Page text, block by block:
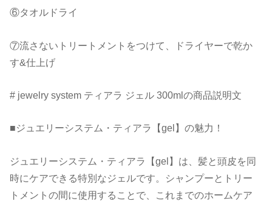
⑥タオルドライ
⑦流さないトリートメントをつけて、ドライヤーで乾か
す&仕上げ
# jewelry system ティアラ ジェル 300mlの商品説明文
■ジュエリーシステム・ティアラ【gel】の魅力！
ジュエリーシステム・ティアラ【gel】は、髪と頭皮を同
時にケアできる特別なジェルです。シャンプーとトリー
トメントの間に使用することで、これまでのホームケア